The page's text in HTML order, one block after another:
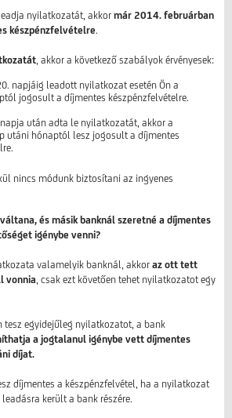
nyilatkozatát, akkormár 2014. februárban
készpénzfelvételre.
, akkor a következő szabályok érvényesek:
napjáig leadott nyilatkozat esetén Ön a
jogosult a díjmentes készpénzfelvételre.
után adta le nyilatkozatát, akkor a
utáni hónaptól lesz jogosult a díjmentes
nincs módunk biztosítani az ingyenes
és másik banknál szeretné a díjmentes
igénybe venni?
valamelyik banknál, akkor az ott tett
vonnia , csak ezt követően tehet nyilatkozatot egy
tesz egyidejűleg nyilatkozatot, a bank
a jogtalanul igénybe vett díjmentes
díjat.
díjmentes a készpénzfelvétel, ha a nyilatkozat
került a bank részére.